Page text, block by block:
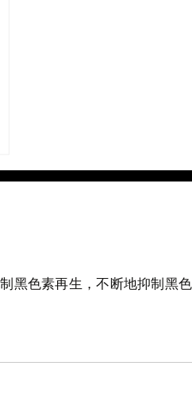
黑色素再生，不断地抑制黑